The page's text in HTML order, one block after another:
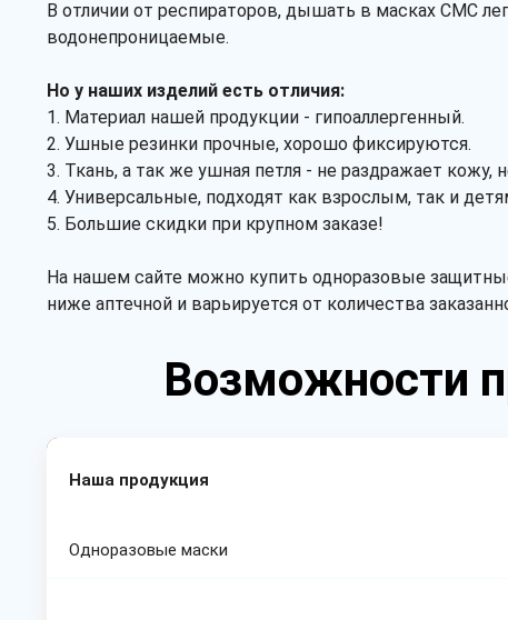
В отличии от респираторов, дышать в масках СМС
водонепроницаемые.
Но у наших изделий есть отличия:
1. Материал нашей продукции - гипоаллергенный.
2. Ушные резинки прочные, хорошо фиксируются.
3. Ткань, а так же ушная петля - не раздражает кожу,
4. Универсальные, подходят как взрослым, так и
5. Большие скидки при крупном заказе!
На нашем сайте можно купить одноразовые
ниже аптечной и варьируется от количества
Возможности
Наша продукция
Одноразовые маски